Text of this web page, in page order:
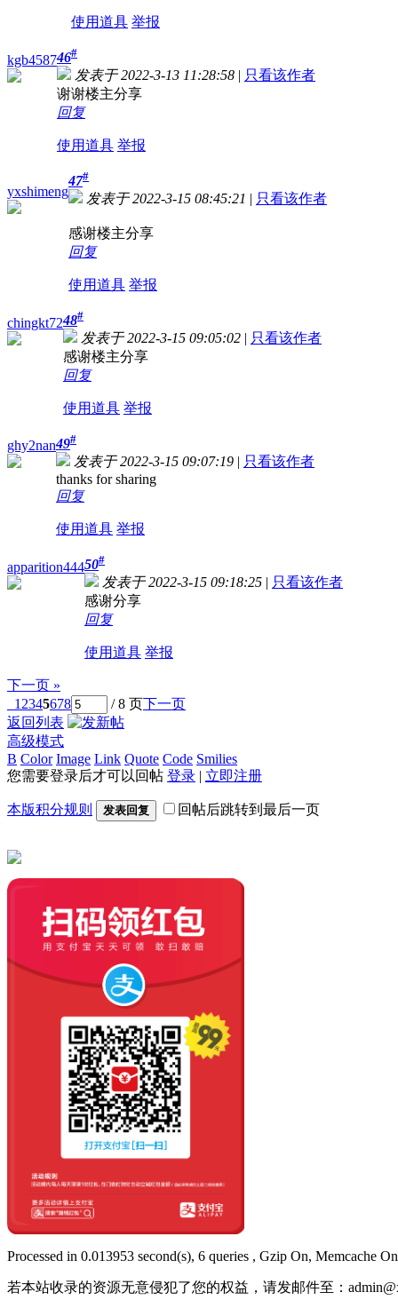
使用道具 举报
kgb458746#
发表于 2022-3-13 11:28:58 | 只看该作者
谢谢楼主分享
回复
使用道具 举报
yxshimeng
47#
发表于 2022-3-15 08:45:21 | 只看该作者
感谢楼主分享
回复
使用道具 举报
chingkt7248#
发表于 2022-3-15 09:05:02 | 只看该作者
感谢楼主分享
回复
使用道具 举报
ghy2nan49#
发表于 2022-3-15 09:07:19 | 只看该作者
thanks for sharing
回复
使用道具 举报
apparition44450#
发表于 2022-3-15 09:18:25 | 只看该作者
感谢分享
回复
使用道具 举报
下一页 »
1 2345678 / 8 页下一页
返回列表
高级模式
B Color Image Link Quote Code Smilies
您需要登录后才可以回帖 登录 | 立即注册
本版积分规则 发表回复 回帖后跳转到最后一页
Processed in 0.013953 second(s), 6 queries , Gzip On, Memcache
若本站收录的资源无意侵犯了您的权益，请发邮件至：